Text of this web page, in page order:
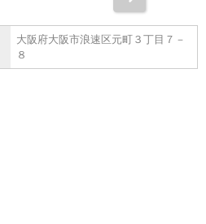
大阪府大阪市浪速区元町３丁目７－
８